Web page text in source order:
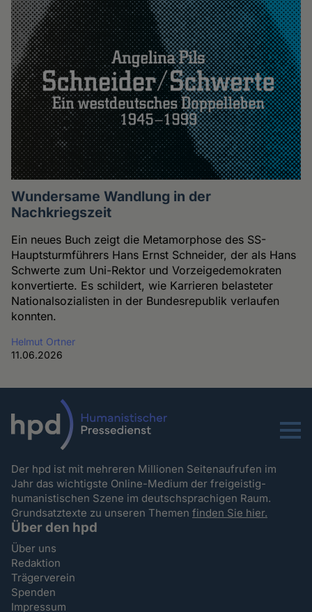
Wundersame Wandlung in der
Nachkriegszeit
Ein neues Buch zeigt die Metamorphose des SS-
Hauptsturmführers Hans Ernst Schneider, der als Hans
Schwerte zum Uni-Rektor und Vorzeigedemokraten
konvertierte. Es schildert, wie Karrieren belasteter
Nationalsozialisten in der Bundesrepublik verlaufen
konnten.
Helmut Ortner
11.06.2026
Menu
Der hpd ist mit mehreren Millionen Seitenaufrufen im
Jahr das wichtigste Online-Medium der freigeistig-
humanistischen Szene im deutschsprachigen Raum.
Grundsatztexte zu unseren Themenfinden Sie hier.
Über den hpd
Über uns
Redaktion
Trägerverein
Spenden
Impressum